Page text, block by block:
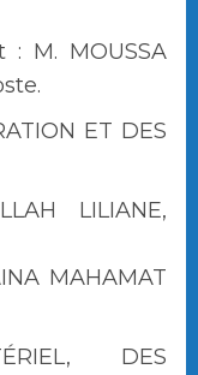
M. MOUSSA
ET DES
LILIANE,
MAHAMAT
DES